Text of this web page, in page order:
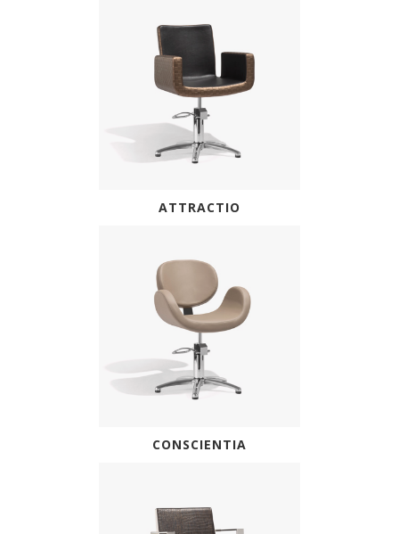
ATTRACTIO
CONSCIENTIA